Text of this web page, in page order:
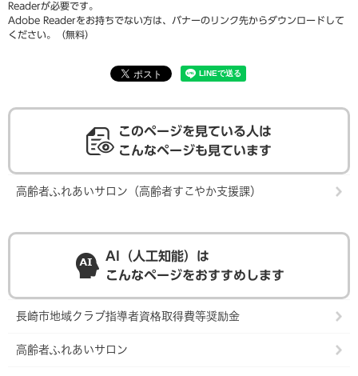
Readerが必要です。
Adobe Readerをお持ちでない方は、バナーのリンク先からダウンロードして
ください。（無料）
このページを見ている人は
こんなページも見ています
高齢者ふれあいサロン（高齢者すこやか支援課）
AI（人工知能）は
こんなページをおすすめします
長崎市地域クラブ指導者資格取得費等奨励金
高齢者ふれあいサロン